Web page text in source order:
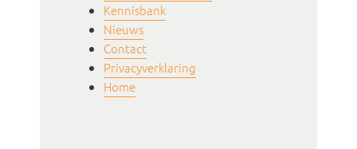
Kennisbank
Nieuws
Contact
Privacyverklaring
Home